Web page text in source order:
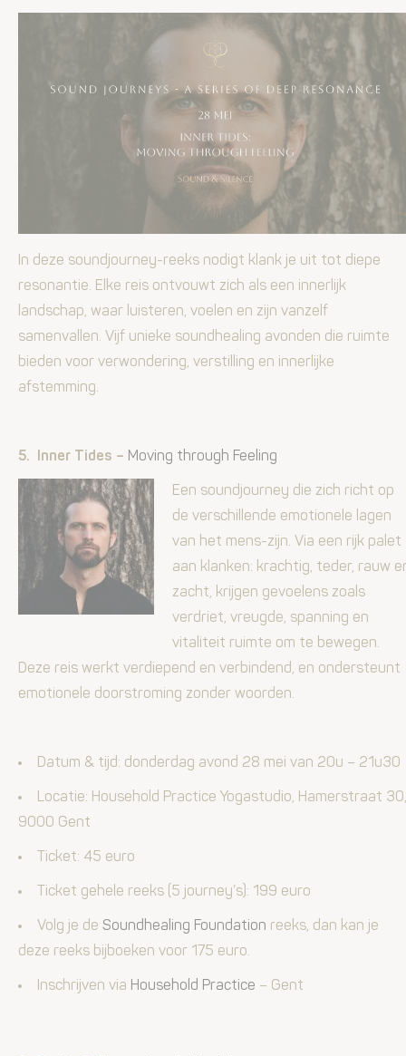
In deze soundjourney-reeks nodigt klank je uit tot diepe
resonantie. Elke reis ontvouwt zich als een innerlijk
landschap, waar luisteren, voelen en zijn vanzelf
samenvallen. Vijf unieke soundhealing avonden die ruimte
bieden voor verwondering, verstilling en innerlijke
afstemming.
5. Inner Tides – Moving through Feeling
Een soundjourney die zich richt op
de verschillende emotionele lagen
van het mens-zijn. Via een rijk palet
aan klanken: krachtig, teder, rauw
zacht, krijgen gevoelens zoals
verdriet, vreugde, spanning en
vitaliteit ruimte om te bewegen.
Deze reis werkt verdiepend en verbindend, en ondersteunt
emotionele doorstroming zonder woorden.
Datum & tijd: donderdag­ avond 28 mei van 20u – 21u30
Locatie: Household Practice Yogastudio, Hamerstraat 30,
9000 Gent
Ticket: 45 euro
Ticket gehele reeks (5 journey’s): 199 euro
Volg je de Soundhealing Foundation reeks, dan kan je
deze reeks bijboeken voor 175 euro.
Inschrijven via Household Practice – Gent